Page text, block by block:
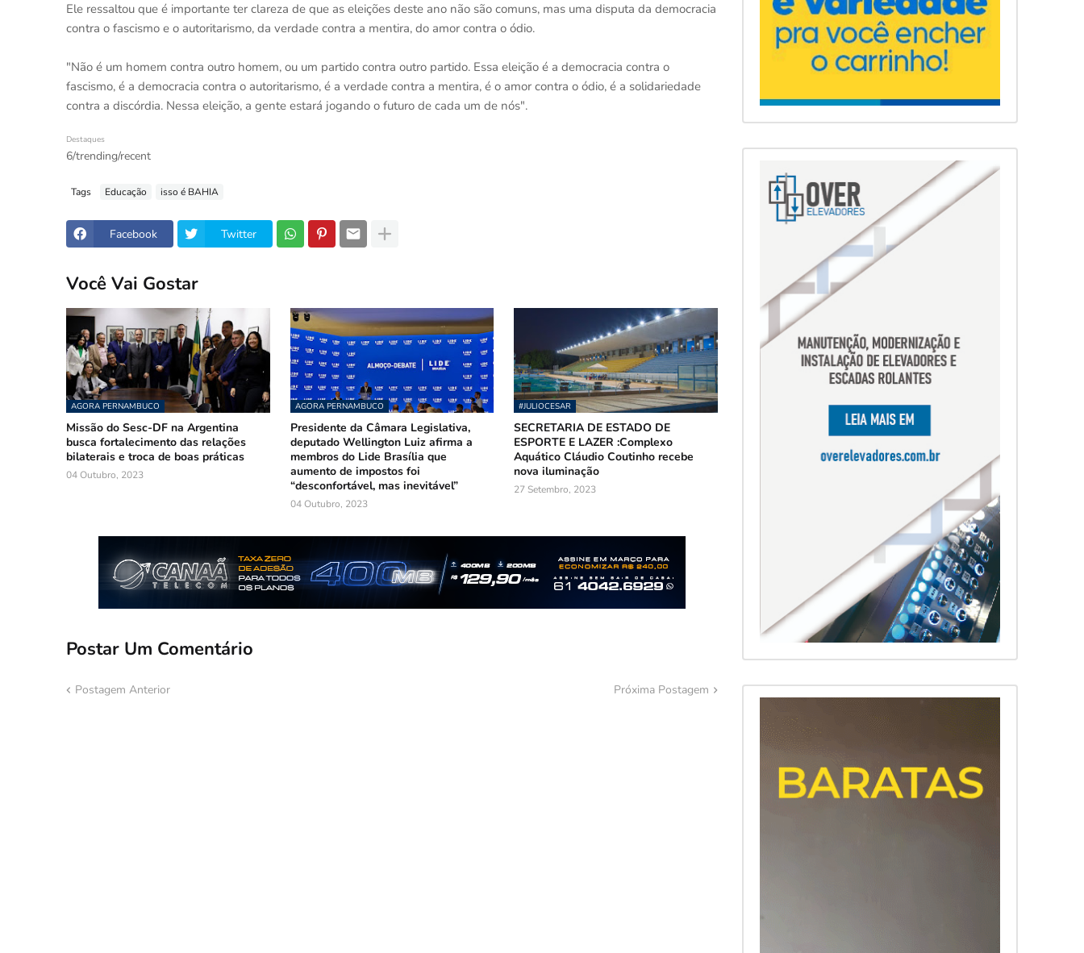
Ele ressaltou que é importante ter clareza de que as eleições deste ano não são comuns, mas uma disputa da democracia
contra o fascismo e o autoritarismo, da verdade contra a mentira, do amor contra o ódio.
"Não é um homem contra outro homem, ou um partido contra outro partido. Essa eleição é a democracia contra o
fascismo, é a democracia contra o autoritarismo, é a verdade contra a mentira, é o amor contra o ódio, é a solidariedade
contra a discórdia. Nessa eleição, a gente estará jogando o futuro de cada um de nós".
Destaques
6/trending/recent
Tags Educação isso é BAHIA
Facebook Twitter
Você Vai Gostar
AGORA PERNAMBUCO
Missão do Sesc-DF na Argentina
busca fortalecimento das relações
bilaterais e troca de boas práticas
04 Outubro, 2023
AGORA PERNAMBUCO
Presidente da Câmara Legislativa,
deputado Wellington Luiz afirma a
membros do Lide Brasília que
aumento de impostos foi
“desconfortável, mas inevitável”
04 Outubro, 2023
#JULIOCESAR
SECRETARIA DE ESTADO DE
ESPORTE E LAZER :Complexo
Aquático Cláudio Coutinho recebe
nova iluminação
27 Setembro, 2023
Postar Um Comentário
Postagem Anterior Próxima Postagem